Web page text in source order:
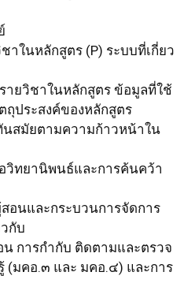
าในหลักสูตร (P) ระบบที่เกี่ยว
ายวิชาในหลักสูตร ข้อมูลที่ใช้
ประสงค์ของหลักสูตร
นสมัยตามความก้าวหน้าใน
ทยานิพนธ์และการค้นคว้า
อนและกระบวนการจัดการ
กับ
การกำกับ ติดตามและตรวจ
(มคอ.๓ และ มคอ.๔) และการ